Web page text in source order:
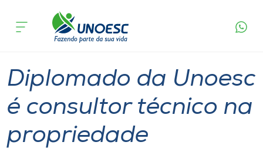
Cursos
Pesquisa
Atendimento ao Estudante
acontece
produtividade de soja
Diplomado da Unoesc
é consultor técnico na
propriedade